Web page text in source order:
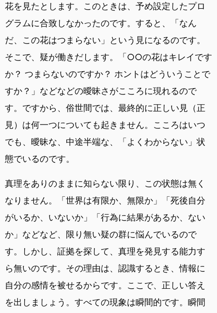
花を見たとします。このときは、予め設定したプロ
グラムに合致しなかったのです。すると、「なん
だ、この花はつまらない」という見になるのです。
そこで、疑が働きだします。「○○の花はキレイです
か？ つまらないのですか？ ホントはどういうことで
すか？」などなどの曖昧さがこころに現れるので
す。ですから、俗世間では、最終的に正しい見（正
見）は何一つについても起きません。こころはいつ
でも、曖昧な、中途半端な、「よくわからない」状
態でいるのです。
真理をありのままに知らない限り、この状態は無く
なりません。「世界は有限か、無限か」「死後自分
がいるか、いないか」「行為に結果があるか、ない
か」などなど、限り無い疑の群に悩んでいるので
す。しかし、証拠を探して、真理を発見する能力す
ら無いのです。その理由は、認識するとき、情報に
自分の感情を被せるからです。ここで、正しい答え
を出しましょう。すべての現象は瞬間的です。瞬間